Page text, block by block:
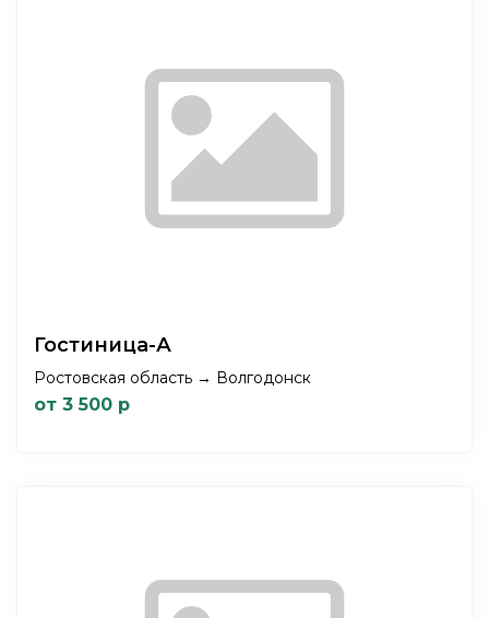
Гостиница-А
Ростовская область → Волгодонск
от 3 500 р